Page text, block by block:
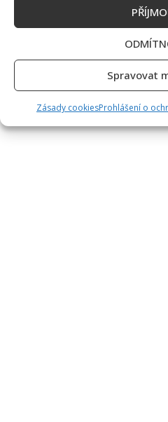
Spravovat
Zásady cookiesProhlášení o